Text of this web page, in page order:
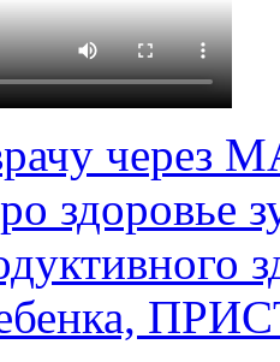
через
здоровье